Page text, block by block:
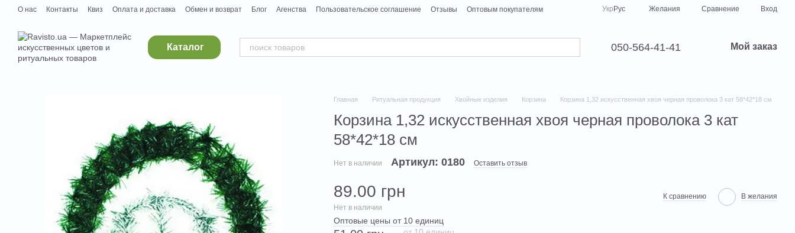
Перейти к основному контенту
О нас Контакты Квиз Оплата и доставка Обмен и возврат Блог Агенства Пользовательское соглашение Отзывы
Оптовым покупателям
Укр Рус Желания Сравнение Вход
Каталог 050-564-41-41 Мой заказ
Главная Ритуальная продукция Хвойные изделия Корзина Корзина 1,32 искусственная хвоя черная проволока 3 кат 58*42*18 см
Корзина 1,32 искусственная хвоя черная проволока 3 кат
58*42*18 см
Нет в наличии Артикул: 0180 Оставить отзыв
89.00 грн
Нет в наличии
К сравнению В желания
Оптовые цены от 10 единиц